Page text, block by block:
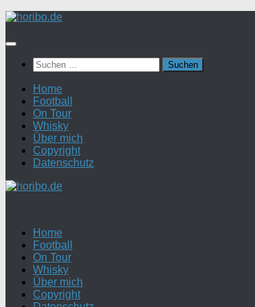
Zum
springen
Suchen
nach:
Home
Football
On Tour
Whisky
Über mich
Copyright
Datenschutz
Home
Football
On Tour
Whisky
Über mich
Copyright